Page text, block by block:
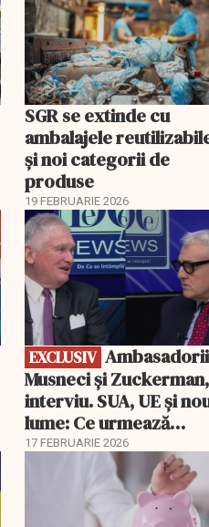
SGR se extinde cu
ambalajele
și noi categorii de
produse
19 FEBRUARIE 2026
EXCLUSIV
EXCLUSIV Ambasadorii
Musneci și Zuckerman,
interviu. SUA, UE și
lume: Ce urmează
pentru România
17 FEBRUARIE 2026